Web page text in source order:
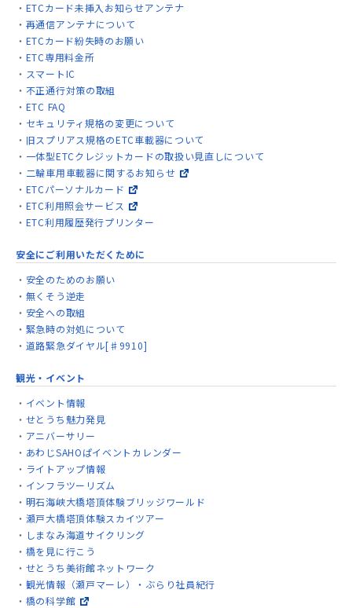
ETCカード未挿入お知らせアンテナ
再通信アンテナについて
ETCカード紛失時のお願い
ETC専用料金所
スマートIC
不正通行対策の取組
ETC FAQ
セキュリティ規格の変更について
旧スプリアス規格のETC車載器について
一体型ETCクレジットカードの取扱い見直しについて
二輪車用車載器に関するお知らせ
ETCパーソナルカード
ETC利用照会サービス
ETC利用履歴発行プリンター
安全にご利用いただくために
安全のためのお願い
無くそう逆走
安全への取組
緊急時の対処について
道路緊急ダイヤル[♯9910]
観光・イベント
イベント情報
せとうち魅力発見
アニバーサリー
あわじSAHOぱイベントカレンダー
ライトアップ情報
インフラツーリズム
明石海峡大橋塔頂体験ブリッジワールド
瀬戸大橋塔頂体験スカイツアー
しまなみ海道サイクリング
橋を見に行こう
せとうち美術館ネットワーク
観光情報（瀬戸マーレ）・ぶらり社員紀行
橋の科学館